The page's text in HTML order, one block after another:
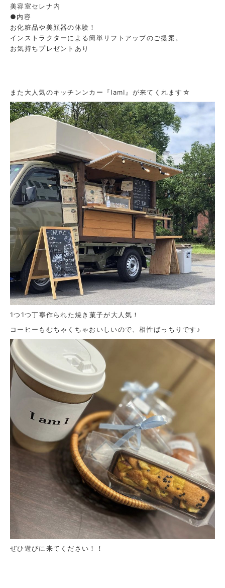
美容室セレナ内
●内容
お化粧品や美顔器の体験！
インストラクターによる簡単リフトアップのご提案。
お気持ちプレゼントあり
また大人気のキッチンンカー『IamI』が来てくれます☆
1つ1つ丁寧作られた焼き菓子が大人気！
コーヒーもむちゃくちゃおいしいので、相性ばっちりです♪
ぜひ遊びに来てください！！